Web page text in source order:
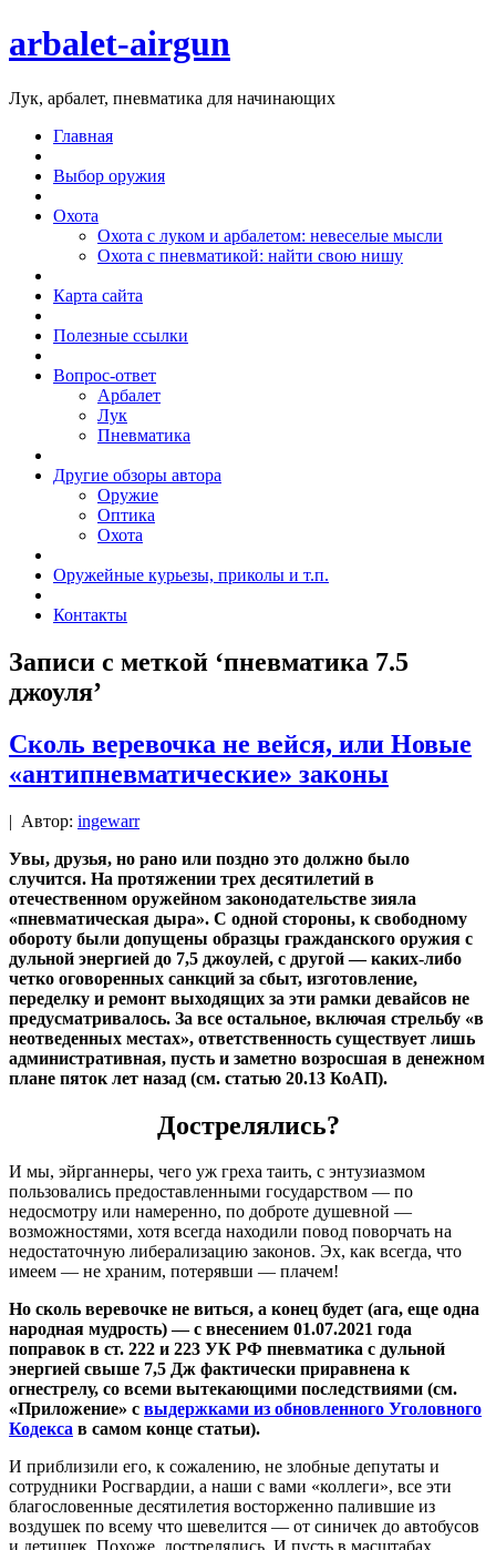
arbalet-airgun
Лук, арбалет, пневматика для начинающих
Главная
Выбор оружия
Охота
Охота с луком и арбалетом: невеселые мысли
Охота с пневматикой: найти свою нишу
Карта сайта
Полезные ссылки
Вопрос-ответ
Арбалет
Лук
Пневматика
Другие обзоры автора
Оружие
Оптика
Охота
Оружейные курьезы, приколы и т.п.
Контакты
Записи с меткой ‘пневматика 7.5
джоуля’
Сколь веревочка не вейся, или Новые
«антипневматические» законы
| Автор: ingewarr
Увы, друзья, но рано или поздно это должно было
случится. На протяжении трех десятилетий в
отечественном оружейном законодательстве зияла
«пневматическая дыра». С одной стороны, к свободному
обороту были допущены образцы гражданского оружия с
дульной энергией до 7,5 джоулей, с другой — каких-либо
четко оговоренных санкций за сбыт, изготовление,
переделку и ремонт выходящих за эти рамки девайсов не
предусматривалось. За все остальное, включая стрельбу «в
неотведенных местах», ответственность существует лишь
административная, пусть и заметно возросшая в денежном
плане пяток лет назад (см. статью 20.13 КоАП).
Дострелялись?
И мы, эйрганнеры, чего уж греха таить, с энтузиазмом
пользовались предоставленными государством — по
недосмотру или намеренно, по доброте душевной —
возможностями, хотя всегда находили повод поворчать на
недостаточную либерализацию законов. Эх, как всегда, что
имеем — не храним, потерявши — плачем!
Но сколь веревочке не виться, а конец будет (ага, еще одна
народная мудрость) — с внесением 01.07.2021 года
поправок в ст. 222 и 223 УК РФ пневматика с дульной
энергией свыше 7,5 Дж фактически приравнена к
огнестрелу, со всеми вытекающими последствиями (см.
«Приложение» с выдержками из обновленного Уголовного
Кодекса в самом конце статьи).
И приблизили его, к сожалению, не злобные депутаты и
сотрудники Росгвардии, а наши с вами «коллеги», все эти
благословенные десятилетия восторженно палившие из
воздушек по всему что шевелится — от синичек до автобусов